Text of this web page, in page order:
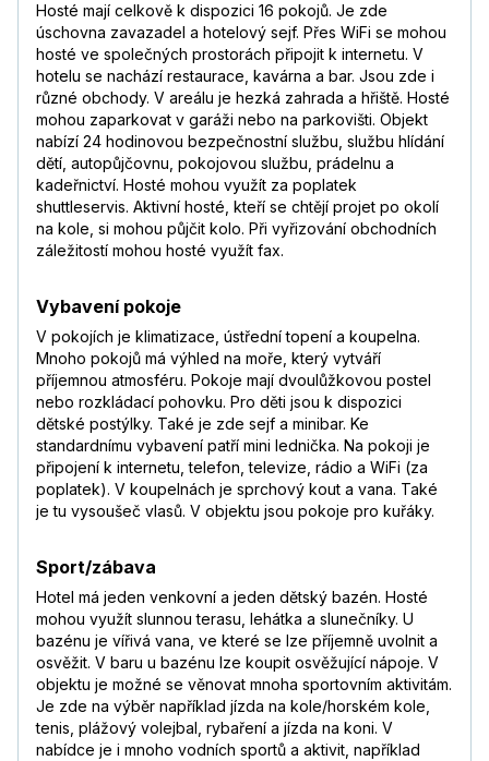
Hosté mají celkově k dispozici 16 pokojů. Je zde
úschovna zavazadel a hotelový sejf. Přes WiFi se mohou
hosté ve společných prostorách připojit k internetu. V
hotelu se nachází restaurace, kavárna a bar. Jsou zde i
různé obchody. V areálu je hezká zahrada a hřiště. Hosté
mohou zaparkovat v garáži nebo na parkovišti. Objekt
nabízí 24 hodinovou bezpečnostní službu, službu hlídání
dětí, autopůjčovnu, pokojovou službu, prádelnu a
kadeřnictví. Hosté mohou využít za poplatek
shuttleservis. Aktivní hosté, kteří se chtějí projet po okolí
na kole, si mohou půjčit kolo. Při vyřizování obchodních
záležitostí mohou hosté využít fax.
Vybavení pokoje
V pokojích je klimatizace, ústřední topení a koupelna.
Mnoho pokojů má výhled na moře, který vytváří
příjemnou atmosféru. Pokoje mají dvoulůžkovou postel
nebo rozkládací pohovku. Pro děti jsou k dispozici
dětské postýlky. Také je zde sejf a minibar. Ke
standardnímu vybavení patří mini lednička. Na pokoji je
připojení k internetu, telefon, televize, rádio a WiFi (za
poplatek). V koupelnách je sprchový kout a vana. Také
je tu vysoušeč vlasů. V objektu jsou pokoje pro kuřáky.
Sport/zábava
Hotel má jeden venkovní a jeden dětský bazén. Hosté
mohou využít slunnou terasu, lehátka a slunečníky. U
bazénu je vířivá vana, ve které se lze příjemně uvolnit a
osvěžit. V baru u bazénu lze koupit osvěžující nápoje. V
objektu je možné se věnovat mnoha sportovním aktivitám.
Je zde na výběr například jízda na kole/horském kole,
tenis, plážový volejbal, rybaření a jízda na koni. V
nabídce je i mnoho vodních sportů a aktivit, například